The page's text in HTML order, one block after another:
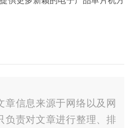
章信息来源于网络以及网
负责对文章进行整理、排